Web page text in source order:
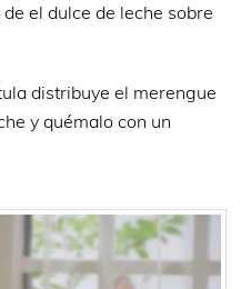
el dulce de leche sobre
distribuye el merengue
y quémalo con un